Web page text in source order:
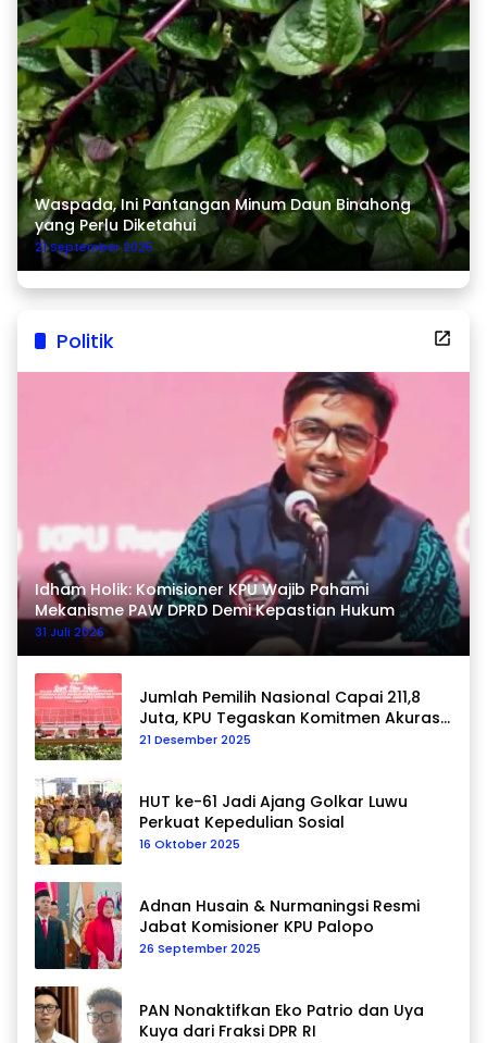
Waspada, Ini Pantangan Minum Daun Binahong
yang Perlu Diketahui
21 September 2025
Politik
Idham Holik: Komisioner KPU Wajib Pahami
Mekanisme PAW DPRD Demi Kepastian Hukum
31 Juli 2026
Jumlah Pemilih Nasional Capai 211,8
Juta, KPU Tegaskan Komitmen Akurasi
Data Berkelanjutan
21 Desember 2025
HUT ke-61 Jadi Ajang Golkar Luwu
Perkuat Kepedulian Sosial
16 Oktober 2025
Adnan Husain & Nurmaningsi Resmi
Jabat Komisioner KPU Palopo
26 September 2025
PAN Nonaktifkan Eko Patrio dan Uya
Kuya dari Fraksi DPR RI